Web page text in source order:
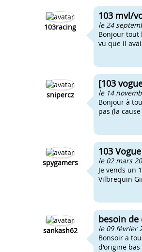
103racing
103 mvl/
le 24
Bonjour tout
vu que il
snipercz
[103
le 14
Bonjour à
pas (la
spygamers
103
le 02 mars
Je vends un
Vilbrequin
sankash62
besoin de
le 09 février
Bonsoir a
d'origine